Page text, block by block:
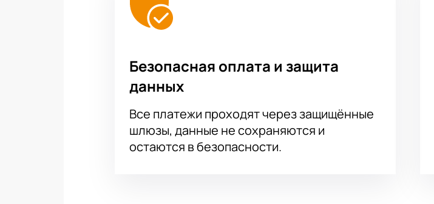
Безопасная оплата и защита
данных
Все платежи проходят через защищённые
шлюзы, данные не сохраняются и
остаются в безопасности.